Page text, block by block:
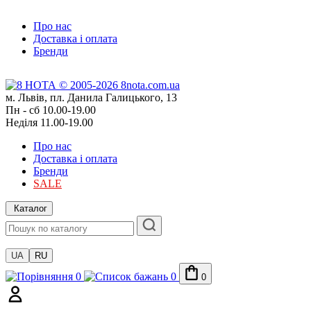
Про нас
Доставка і оплата
Бренди
м. Львів, пл. Данила Галицького, 13
Пн - сб 10.00-19.00
Неділя 11.00-19.00
Про нас
Доставка і оплата
Бренди
SALE
Каталог
UA RU
0 0 0